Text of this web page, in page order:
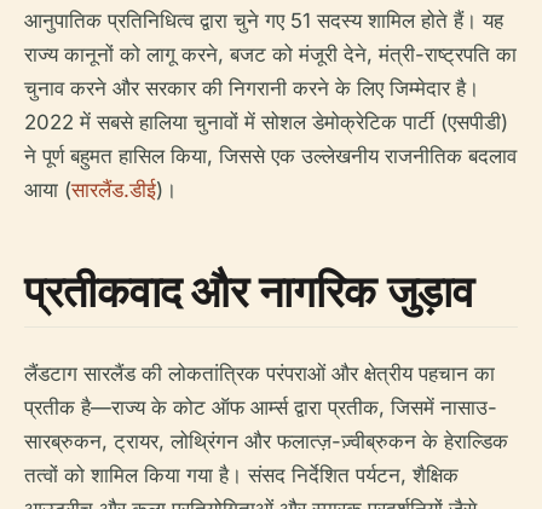
आनुपातिक प्रतिनिधित्व द्वारा चुने गए 51 सदस्य शामिल होते हैं। यह
राज्य कानूनों को लागू करने, बजट को मंजूरी देने, मंत्री-राष्ट्रपति का
चुनाव करने और सरकार की निगरानी करने के लिए जिम्मेदार है।
2022 में सबसे हालिया चुनावों में सोशल डेमोक्रेटिक पार्टी (एसपीडी)
ने पूर्ण बहुमत हासिल किया, जिससे एक उल्लेखनीय राजनीतिक बदलाव
आया (सारलैंड.डीई)।
प्रतीकवाद और नागरिक जुड़ाव
लैंडटाग सारलैंड की लोकतांत्रिक परंपराओं और क्षेत्रीय पहचान का
प्रतीक है—राज्य के कोट ऑफ आर्म्स द्वारा प्रतीक, जिसमें नासाउ-
सारब्रुकन, ट्रायर, लोथ्रिंगन और फलात्ज़-ज़्वीब्रुकन के हेराल्डिक
तत्वों को शामिल किया गया है। संसद निर्देशित पर्यटन, शैक्षिक